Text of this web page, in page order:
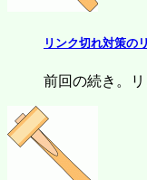
リンク切れ対策
前回の続き。